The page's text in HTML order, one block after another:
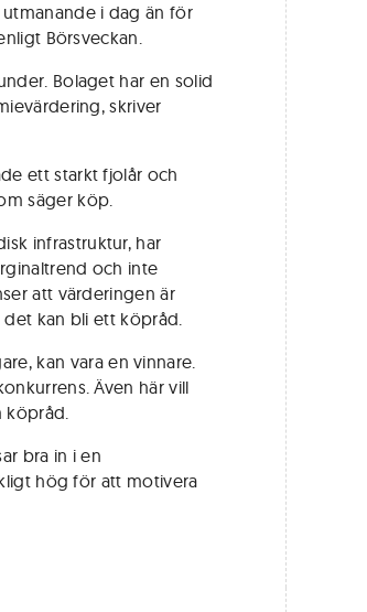
i dag än för
Börsveckan.
Bolaget har en solid
skriver
ett starkt fjolår och
säger köp.
infrastruktur, har
och inte
att värderingen är
kan bli ett köpråd.
kan vara en vinnare.
Även här vill
köpråd.
bra in i en
hög för att motivera